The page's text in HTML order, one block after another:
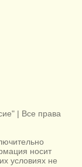
| Все права
носит
условиях не